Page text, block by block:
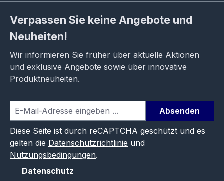
Verpassen Sie keine Angebote und
Neuheiten!
Wir informieren Sie früher über aktuelle Aktionen
und exklusive Angebote sowie über innovative
Produktneuheiten.
Absenden
Diese Seite ist durch reCAPTCHA geschützt und es
gelten die Datenschutzrichtlinie und
Nutzungsbedingungen.
Datenschutz